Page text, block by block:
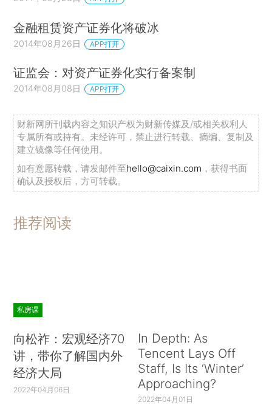
金融租赁资产证券化将破冰
2014年08月26日 APP打开
证监会：对资产证券化实行备案制
2014年08月08日 APP打开
财新网所刊载内容之知识产权为财新传媒及/或相关权利人
专属所有或持有。未经许可，禁止进行转载、摘编、复制及
建立镜像等任何使用。
如有意愿转载，请发邮件至hello@caixin.com ，获得书面
确认及授权后，方可转载。
推荐阅读
私房课
向松祚：宏观经济70
讲，带你了解国内外
经济大局
2022年04月06日
In Depth: As
Tencent Lays Off
Staff, Is Its ‘Winter’
Approaching?
2022年04月01日